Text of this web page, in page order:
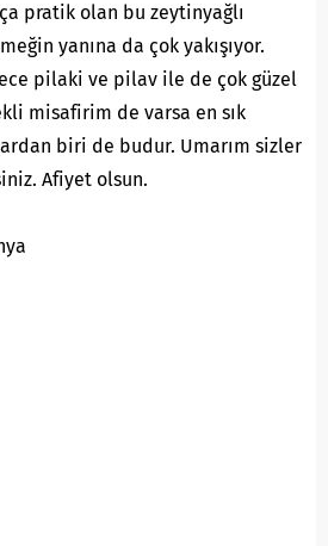
pratik olan bu zeytinyağlı
yanına da çok yakışıyor.
pilaki ve pilav ile de çok güzel
misafirim de varsa en sık
biri de budur. Umarım sizler
Afiyet olsun.